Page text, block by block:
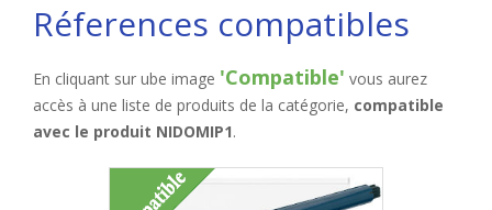
Réferences compatibles
En cliquant sur ube image 'Compatible' vous aurez
accès à une liste de produits de la catégorie, compatible
avec le produit NIDOMIP1.